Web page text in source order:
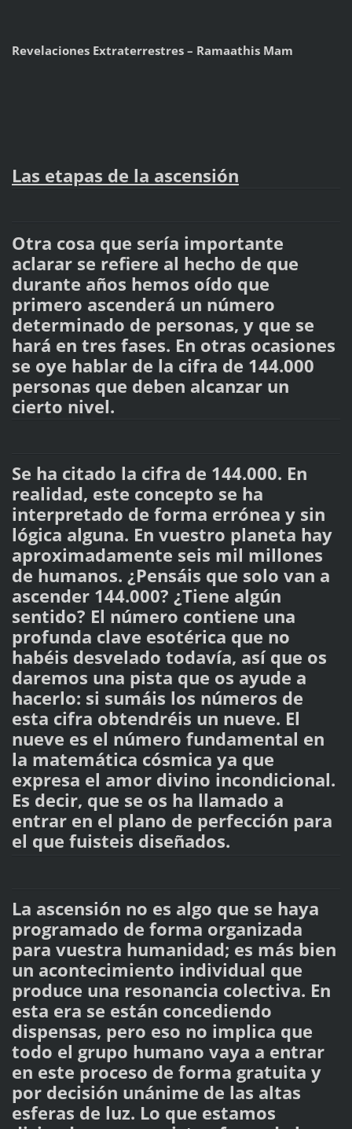
Revelaciones Extraterrestres – Ramaathis Mam
Las etapas de la ascensión
Otra cosa que sería importante
aclarar se refiere al hecho de que
durante años hemos oído que
primero ascenderá un número
determinado de personas, y que se
hará en tres fases. En otras ocasiones
se oye hablar de la cifra de 144.000
personas que deben alcanzar un
cierto nivel.
Se ha citado la cifra de 144.000. En
realidad, este concepto se ha
interpretado de forma errónea y sin
lógica alguna. En vuestro planeta hay
aproximadamente seis mil millones
de humanos. ¿Pensáis que solo van a
ascender 144.000? ¿Tiene algún
sentido? El número contiene una
profunda clave esotérica que no
habéis desvelado todavía, así que os
daremos una pista que os ayude a
hacerlo: si sumáis los números de
esta cifra obtendréis un nueve. El
nueve es el número fundamental en
la matemática cósmica ya que
expresa el amor divino incondicional.
Es decir, que se os ha llamado a
entrar en el plano de perfección para
el que fuisteis diseñados.
La ascensión no es algo que se haya
programado de forma organizada
para vuestra humanidad; es más bien
un acontecimiento individual que
produce una resonancia colectiva. En
esta era se están concediendo
dispensas, pero eso no implica que
todo el grupo humano vaya a entrar
en este proceso de forma gratuita y
por decisión unánime de las altas
esferas de luz. Lo que estamos